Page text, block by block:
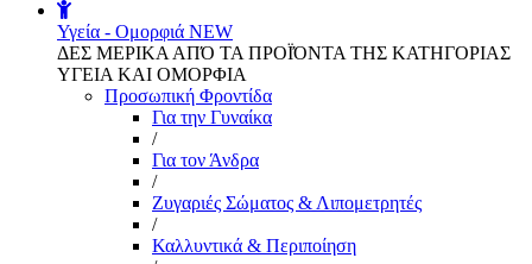
Υγεία - Ομορφιά NEW
ΔΕΣ ΜΕΡΙΚΑ ΑΠΌ ΤΑ ΠΡΟΪΌΝΤΑ ΤΗΣ ΚΑΤΗΓΟΡΙΑΣ
ΥΓΕΙΑ ΚΑΙ ΟΜΟΡΦΙΑ
Προσωπική Φροντίδα
Για την Γυναίκα
/
Για τον Άνδρα
/
Ζυγαριές Σώματος & Λιπομετρητές
/
Καλλυντικά & Περιποίηση